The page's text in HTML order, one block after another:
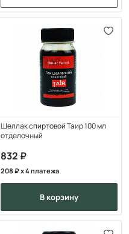
Шеллак спиртовой Таир 100 мл
отделочный
832
208 x 4 платежа
в корзину